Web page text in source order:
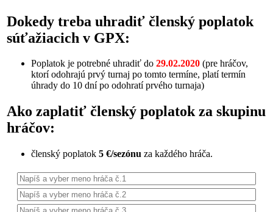
Dokedy treba uhradiť členský poplatok
súťažiacich v GPX:
Poplatok je potrebné uhradiť do 29.02.2020 (pre hráčov,
ktorí odohrajú prvý turnaj po tomto termíne, platí termín
úhrady do 10 dní po odohratí prvého turnaja)
Ako zaplatiť členský poplatok za skupinu
hráčov:
členský poplatok 5 €/sezónu za každého hráča.